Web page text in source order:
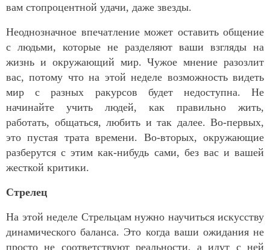
вам стопроцентной удачи, даже звезды.
Неоднозначное впечатление может оставить общение
с людьми, которые не разделяют ваши взгляды на
жизнь и окружающий мир. Чужое мнение разозлит
вас, потому что на этой неделе возможность видеть
мир с разных ракурсов будет недоступна. Не
начинайте учить людей, как правильно жить,
работать, общаться, любить и так далее. Во-первых,
это пустая трата времени. Во-вторых, окружающие
разберутся с этим как-нибудь сами, без вас и вашей
жесткой критики.
Стрелец
На этой неделе Стрельцам нужно научиться искусству
динамического баланса. Это когда ваши ожидания не
просто не соответствуют реальности, а идут с ней